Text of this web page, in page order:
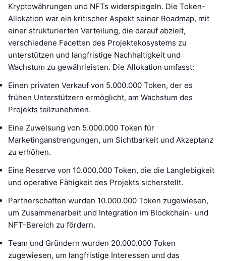
Kryptowährungen und NFTs widerspiegeln. Die Token-
Allokation war ein kritischer Aspekt seiner Roadmap, mit
einer strukturierten Verteilung, die darauf abzielt,
verschiedene Facetten des Projektekosystems zu
unterstützen und langfristige Nachhaltigkeit und
Wachstum zu gewährleisten. Die Allokation umfasst:
Einen privaten Verkauf von 5.000.000 Token, der es
frühen Unterstützern ermöglicht, am Wachstum des
Projekts teilzunehmen.
Eine Zuweisung von 5.000.000 Token für
Marketinganstrengungen, um Sichtbarkeit und Akzeptanz
zu erhöhen.
Eine Reserve von 10.000.000 Token, die die Langlebigkeit
und operative Fähigkeit des Projekts sicherstellt.
Partnerschaften wurden 10.000.000 Token zugewiesen,
um Zusammenarbeit und Integration im Blockchain- und
NFT-Bereich zu fördern.
Team und Gründern wurden 20.000.000 Token
zugewiesen, um langfristige Interessen und das